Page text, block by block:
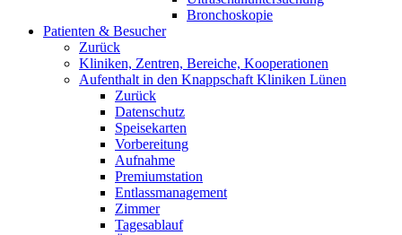
Bronchoskopie
Patienten & Besucher
Zurück
Kliniken, Zentren, Bereiche, Kooperationen
Aufenthalt in den Knappschaft Kliniken Lünen
Zurück
Datenschutz
Speisekarten
Vorbereitung
Aufnahme
Premiumstation
Entlassmanagement
Zimmer
Tagesablauf